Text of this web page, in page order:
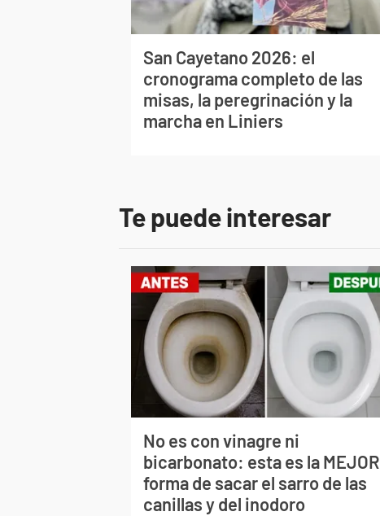
San Cayetano 2026: el
cronograma completo de las
misas, la peregrinación y la
marcha en Liniers
Te puede interesar
No es con vinagre ni
bicarbonato: esta es la MEJOR
forma de sacar el sarro de las
canillas y del inodoro